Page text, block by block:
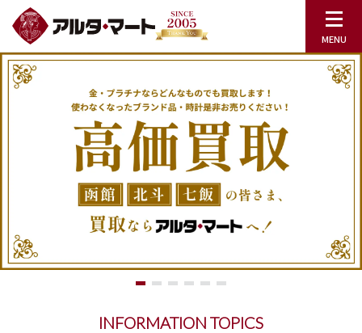
INFORMATION TOPICS